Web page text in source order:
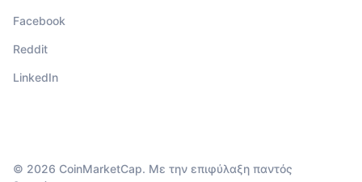
Facebook
Reddit
LinkedIn
© 2026 CoinMarketCap. Με την επιφύλαξη παντός